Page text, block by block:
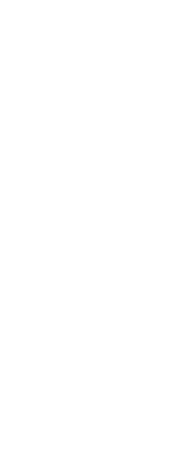
ändringen
träffas av Pillar
inom EU. Frågan
II ska redovisas
därefter
För
globala
proposed
timing
förändringar
vi utgår från
frågan om hur
och de
Det kan
vägledning
i Sverige